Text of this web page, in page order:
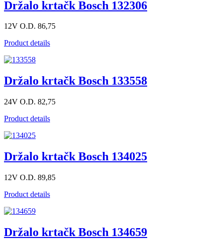
Držalo krtačk Bosch 132306
12V O.D. 86,75
Product details
Držalo krtačk Bosch 133558
24V O.D. 82,75
Product details
Držalo krtačk Bosch 134025
12V O.D. 89,85
Product details
Držalo krtačk Bosch 134659